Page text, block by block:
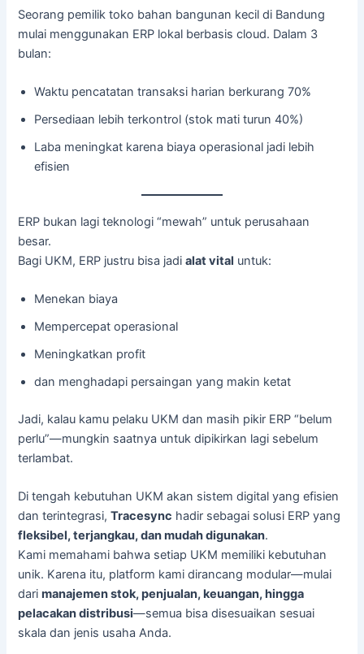
Seorang pemilik toko bahan bangunan kecil di Bandung
mulai menggunakan ERP lokal berbasis cloud. Dalam 3
bulan:
Waktu pencatatan transaksi harian berkurang 70%
Persediaan lebih terkontrol (stok mati turun 40%)
Laba meningkat karena biaya operasional jadi lebih
efisien
ERP bukan lagi teknologi “mewah” untuk perusahaan
besar.
Bagi UKM, ERP justru bisa jadialat vital untuk:
Menekan biaya
Mempercepat operasional
Meningkatkan profit
dan menghadapi persaingan yang makin ketat
Jadi, kalau kamu pelaku UKM dan masih pikir ERP “belum
perlu”—mungkin saatnya untuk dipikirkan lagi sebelum
terlambat.
Di tengah kebutuhan UKM akan sistem digital yang efisien
dan terintegrasi,Tracesync hadir sebagai solusi ERP yang
fleksibel, terjangkau, dan mudah digunakan.
Kami memahami bahwa setiap UKM memiliki kebutuhan
unik. Karena itu, platform kami dirancang modular—mulai
darimanajemen stok, penjualan, keuangan, hingga
pelacakan distribusi—semua bisa disesuaikan sesuai
skala dan jenis usaha Anda.